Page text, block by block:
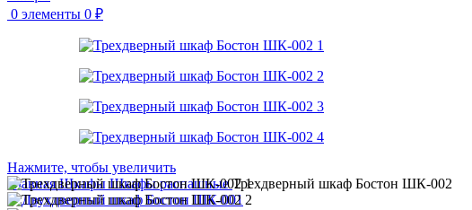
0 элементы 0 ₽
Нажмите, чтобы увеличить
ГлавнаяШкафыШкафы распашныеТрехдверный шкаф Бостон ШК-002